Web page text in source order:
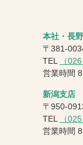
本社・長
〒381-
TEL
（
営業時間
新潟支店
〒950-
TEL
（
営業時間